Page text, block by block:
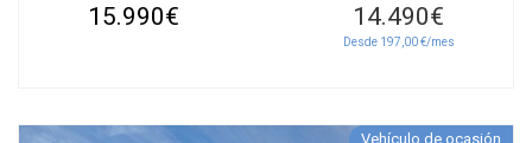
15.990€ 14.490€
Desde 197,00 €/mes
Vehículo de ocasión